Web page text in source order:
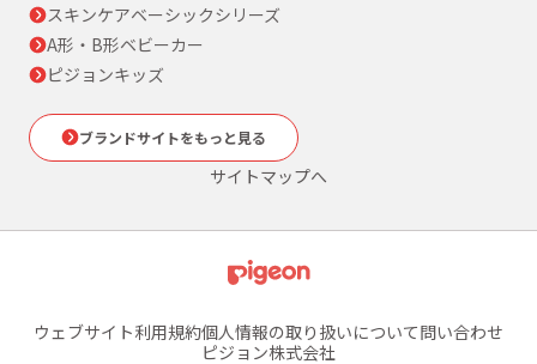
スキンケアベーシックシリーズ
A形・B形ベビーカー
ピジョンキッズ
ブランドサイトをもっと見る
サイトマップへ
ウェブサイト利用規約個人情報の取り扱いについて問い合わせ
ピジョン株式会社